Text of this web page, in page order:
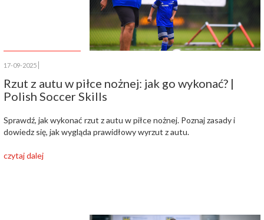
17-09-2025
Rzut z autu w piłce nożnej: jak go wykonać? |
Polish Soccer Skills
Sprawdź, jak wykonać rzut z autu w piłce nożnej. Poznaj zasady i
dowiedz się, jak wygląda prawidłowy wyrzut z autu.
czytaj dalej